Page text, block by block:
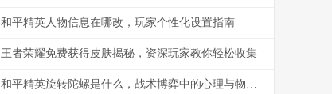
和平精英人物信息在哪改，玩家个性化设置指南
王者荣耀免费获得皮肤揭秘，资深玩家教你轻松收集
和平精英旋转陀螺是什么，战术博弈中的心理与物理轴心